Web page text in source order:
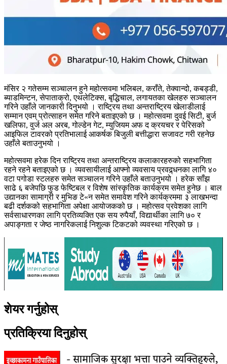
मंसिर २ गतेसम्म सञ्चालन हुने महोत्सवमा भलिबल, कराँते, तेक्वान्दो, कबड्डी,
ब्याडमिन्टन, सेपाताक्रो, एथलेटिक्स, बृद्धिचाल, लगायतका खेलहरु सञ्चालन
गरिने उहाँले जानकारी दिनुभयो । राष्ट्रिय तथा अन्तराष्ट्रिय खेलाडीलाई
सम्मान एवम् प्रोत्साहन समेत गरिने बताइएको छ । महोत्सवमा दुवई सिटी, बुर्ज
खलिफा, वुर्ज अल अरब, गोल्डेन गेट, म्युजियम अफ द क्रयचर र पेरिसको
आइफिल टावरको प्रतिभालाई आकर्षक बिजुली बत्तीद्धारा सजावट गरी रहनेछ
उहाँले बताउनुभयो ।
महोत्सवमा हरेक दिन राष्ट्रिय तथा अन्तराष्ट्रिय कलाकारहरुको सहभागिता
रहने रहने बताइएको छ । व्यवसायीलाई आफ्नो व्यवसाय प्रवद्र्धनका लागि ४०
वटा पगोडा स्टलहरु समेत सञ्चालन गरिने उहाँले बताउनुभयो । हरेक साँझ
साढे ६ बजेपछि फुड फेष्टिबल र विशेष सांस्कृतिक कार्यक्रम समेत हुनेछ । बाल
उद्यानका सामाग्री र मुभिङ टे«न समेत समावेश गरिने कार्यक्रममा ३ लाखभन्दा
बढी दर्शकको सहभागिता अपेक्षा आयोजकको छ । महोत्सव प्रवेशका लागि
सर्वसाधारणका लागि प्रतिव्यक्ति एक सय रुपैयाँ, विद्यार्थीका लागि ७० र
अपाङ्गता र जेष्ठ नागरिकलाई निशुल्क टिकटको व्यवस्था गरिएको छ ।
शेयर गर्नुहोस्
प्रतिक्रिया दिनुहोस्